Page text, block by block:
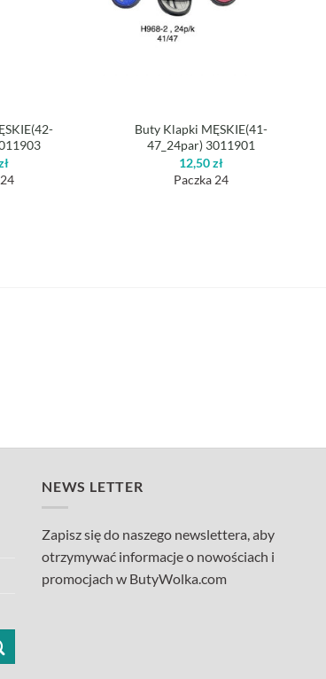
Buty Klapki MĘSKIE(41-
47_24par) 3011901
12,50zł
Paczka 24
NEWS LETTER
Zapisz się do naszego newslettera, aby
otrzymywać informacje o nowościach i
promocjach w ButyWolka.com